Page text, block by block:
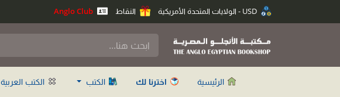
النقاط
الرئيسية اخترنا لك الكتب الكتب العربية